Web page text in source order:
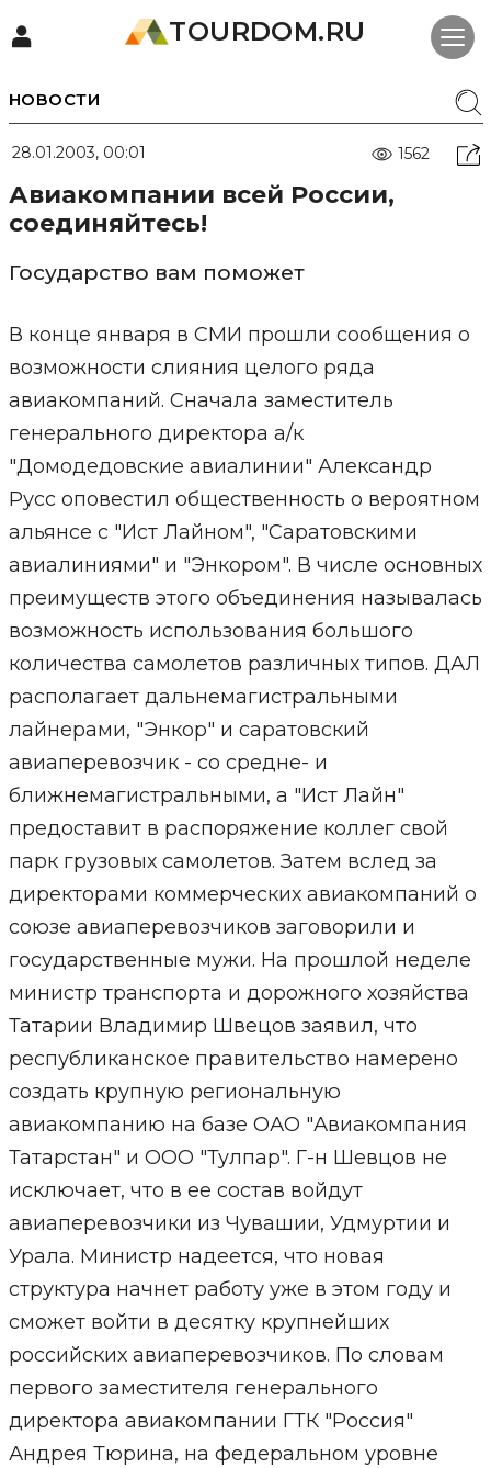
TOURDOM.RU
НОВОСТИ
28.01.2003, 00:01 1562
Авиакомпании всей России,
соединяйтесь!
Государство вам поможет
В конце января в СМИ прошли сообщения о
возможности слияния целого ряда
авиакомпаний. Сначала заместитель
генерального директора а/к
"Домодедовские авиалинии" Александр
Русс оповестил общественность о вероятном
альянсе с "Ист Лайном", "Саратовскими
авиалиниями" и "Энкором". В числе основных
преимуществ этого объединения называлась
возможность использования большого
количества самолетов различных типов. ДАЛ
располагает дальнемагистральными
лайнерами, "Энкор" и саратовский
авиаперевозчик - со средне- и
ближнемагистральными, а "Ист Лайн"
предоставит в распоряжение коллег свой
парк грузовых самолетов. Затем вслед за
директорами коммерческих авиакомпаний о
союзе авиаперевозчиков заговорили и
государственные мужи. На прошлой неделе
министр транспорта и дорожного хозяйства
Татарии Владимир Швецов заявил, что
республиканское правительство намерено
создать крупную региональную
авиакомпанию на базе ОАО "Авиакомпания
Татарстан" и ООО "Тулпар". Г-н Шевцов не
исключает, что в ее состав войдут
авиаперевозчики из Чувашии, Удмуртии и
Урала. Министр надеется, что новая
структура начнет работу уже в этом году и
сможет войти в десятку крупнейших
российских авиаперевозчиков. По словам
первого заместителя генерального
директора авиакомпании ГТК "Россия"
Андрея Тюрина, на федеральном уровне